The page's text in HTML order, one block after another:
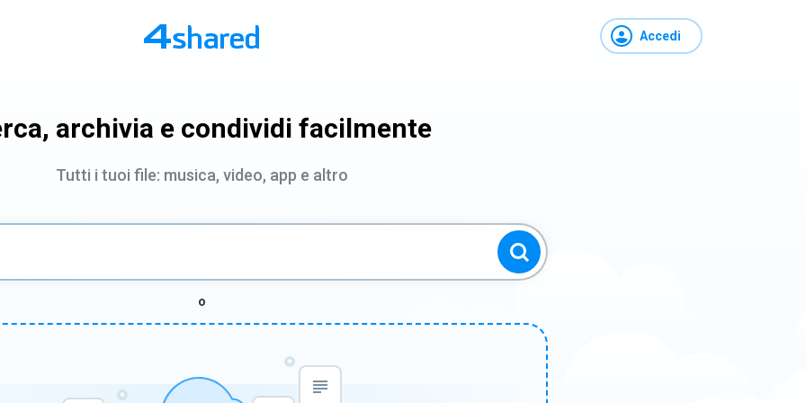
Accedi
archivia e condividi facilmente
Tutti i tuoi file: musica, video, app e altro
o